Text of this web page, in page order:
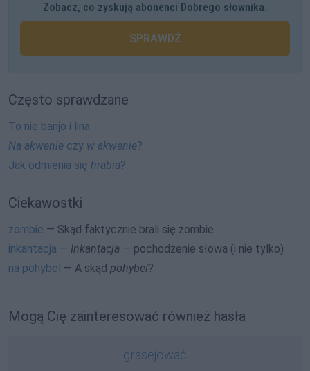
Zobacz, co zyskują abonenci Dobrego słownika.
SPRAWDŹ
Często sprawdzane
To nie banjo i lina
Na akwenie czy w akwenie?
Jak odmienia się hrabia?
Ciekawostki
zombie — Skąd faktycznie brali się zombie
inkantacja — Inkantacja — pochodzenie słowa (i nie tylko)
na pohybel — A skąd pohybel?
Mogą Cię zainteresować również hasła
grasejować